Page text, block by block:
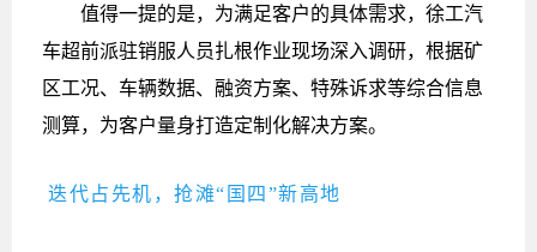
值得一提的是，为满足客户的具体需求，徐工汽
车超前派驻销服人员扎根作业现场深入调研，根据矿
区工况、车辆数据、融资方案、特殊诉求等综合信息
测算，为客户量身打造定制化解决方案。
迭代占先机，抢滩“国四”新高地